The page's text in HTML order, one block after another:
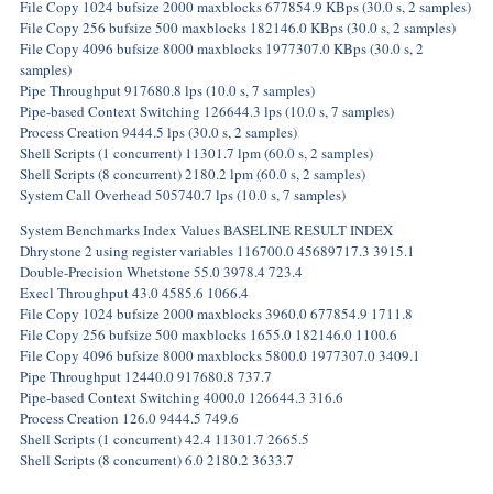
File Copy 1024 bufsize 2000 maxblocks 677854.9 KBps (30.0 s, 2 samples)
File Copy 256 bufsize 500 maxblocks 182146.0 KBps (30.0 s, 2 samples)
File Copy 4096 bufsize 8000 maxblocks 1977307.0 KBps (30.0 s, 2
samples)
Pipe Throughput 917680.8 lps (10.0 s, 7 samples)
Pipe-based Context Switching 126644.3 lps (10.0 s, 7 samples)
Process Creation 9444.5 lps (30.0 s, 2 samples)
Shell Scripts (1 concurrent) 11301.7 lpm (60.0 s, 2 samples)
Shell Scripts (8 concurrent) 2180.2 lpm (60.0 s, 2 samples)
System Call Overhead 505740.7 lps (10.0 s, 7 samples)
System Benchmarks Index Values BASELINE RESULT INDEX
Dhrystone 2 using register variables 116700.0 45689717.3 3915.1
Double-Precision Whetstone 55.0 3978.4 723.4
Execl Throughput 43.0 4585.6 1066.4
File Copy 1024 bufsize 2000 maxblocks 3960.0 677854.9 1711.8
File Copy 256 bufsize 500 maxblocks 1655.0 182146.0 1100.6
File Copy 4096 bufsize 8000 maxblocks 5800.0 1977307.0 3409.1
Pipe Throughput 12440.0 917680.8 737.7
Pipe-based Context Switching 4000.0 126644.3 316.6
Process Creation 126.0 9444.5 749.6
Shell Scripts (1 concurrent) 42.4 11301.7 2665.5
Shell Scripts (8 concurrent) 6.0 2180.2 3633.7